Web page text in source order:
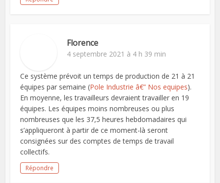
Florence
4 septembre 2021 à 4 h 39 min
Ce système prévoit un temps de production de 21 à 21
équipes par semaine (Pole Industrie â€” Nos equipes).
En moyenne, les travailleurs devraient travailler en 19
équipes. Les équipes moins nombreuses ou plus
nombreuses que les 37,5 heures hebdomadaires qui
s’appliqueront à partir de ce moment-là seront
consignées sur des comptes de temps de travail
collectifs.
Répondre